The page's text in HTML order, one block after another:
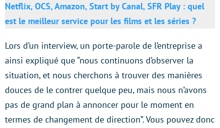
Netflix, OCS, Amazon, Start by Canal, SFR Play : quel
est le meilleur service pour les films et les séries ?
Lors d’un interview, un porte-parole de l’entreprise a
ainsi expliqué que “nous continuons d’observer la
situation, et nous cherchons à trouver des manières
douces de le contrer quelque peu, mais nous n’avons
pas de grand plan à annoncer pour le moment en
termes de changement de direction”. Vous pouvez donc